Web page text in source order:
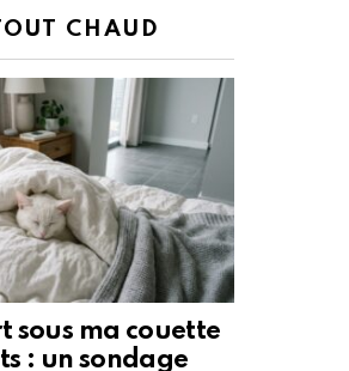
CHAUD
sous ma couette
: un sondage